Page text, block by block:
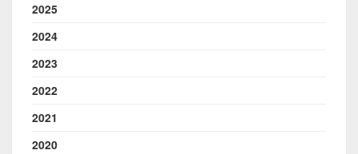
2025
2024
2023
2022
2021
2020